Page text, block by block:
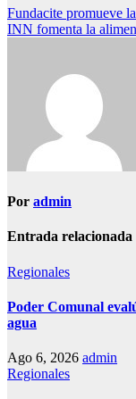
Navegación
de
Fundacite promueve
INN fomenta la
Por admin
Entrada relacionada
Regionales
Poder Comunal
agua
Ago 6, 2026 admin
Regionales